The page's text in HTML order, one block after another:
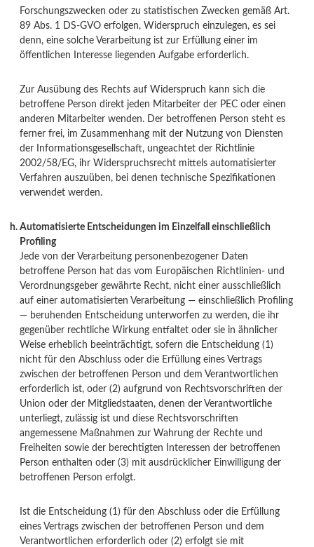
Forschungszwecken oder zu statistischen Zwecken gemäß Art.
89 Abs. 1 DS-GVO erfolgen, Widerspruch einzulegen, es sei
denn, eine solche Verarbeitung ist zur Erfüllung einer im
öffentlichen Interesse liegenden Aufgabe erforderlich.
Zur Ausübung des Rechts auf Widerspruch kann sich die
betroffene Person direkt jeden Mitarbeiter der PEC oder einen
anderen Mitarbeiter wenden. Der betroffenen Person steht es
ferner frei, im Zusammenhang mit der Nutzung von Diensten
der Informationsgesellschaft, ungeachtet der Richtlinie
2002/58/EG, ihr Widerspruchsrecht mittels automatisierter
Verfahren auszuüben, bei denen technische Spezifikationen
verwendet werden.
Automatisierte Entscheidungen im Einzelfall einschließlich
Profiling
Jede von der Verarbeitung personenbezogener Daten
betroffene Person hat das vom Europäischen Richtlinien- und
Verordnungsgeber gewährte Recht, nicht einer ausschließlich
auf einer automatisierten Verarbeitung — einschließlich Profiling
— beruhenden Entscheidung unterworfen zu werden, die ihr
gegenüber rechtliche Wirkung entfaltet oder sie in ähnlicher
Weise erheblich beeinträchtigt, sofern die Entscheidung (1)
nicht für den Abschluss oder die Erfüllung eines Vertrags
zwischen der betroffenen Person und dem Verantwortlichen
erforderlich ist, oder (2) aufgrund von Rechtsvorschriften der
Union oder der Mitgliedstaaten, denen der Verantwortliche
unterliegt, zulässig ist und diese Rechtsvorschriften
angemessene Maßnahmen zur Wahrung der Rechte und
Freiheiten sowie der berechtigten Interessen der betroffenen
Person enthalten oder (3) mit ausdrücklicher Einwilligung der
betroffenen Person erfolgt.
Ist die Entscheidung (1) für den Abschluss oder die Erfüllung
eines Vertrags zwischen der betroffenen Person und dem
Verantwortlichen erforderlich oder (2) erfolgt sie mit